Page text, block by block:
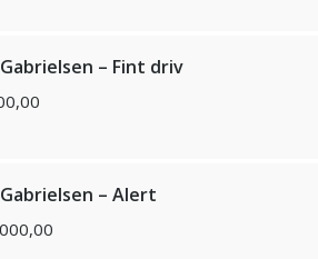
– Fint driv
– Alert